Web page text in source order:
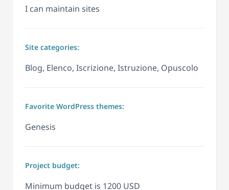
I can maintain sites
Site categories:
Blog, Elenco, Iscrizione, Istruzione, Opuscolo
Favorite WordPress themes:
Genesis
Project budget:
Minimum budget is 1200 USD